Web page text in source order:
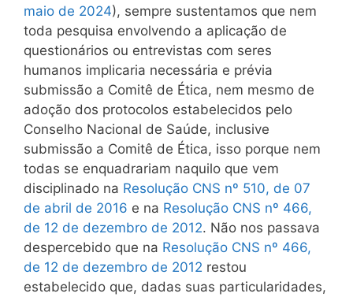
maio de 2024), sempre sustentamos que nem
toda pesquisa envolvendo a aplicação de
questionários ou entrevistas com seres
humanos implicaria necessária e prévia
submissão a Comitê de Ética, nem mesmo de
adoção dos protocolos estabelecidos pelo
Conselho Nacional de Saúde, inclusive
submissão a Comitê de Ética, isso porque nem
todas se enquadrariam naquilo que vem
disciplinado na Resolução CNS nº 510, de 07
de abril de 2016 e na Resolução CNS nº 466,
de 12 de dezembro de 2012. Não nos passava
despercebido que na Resolução CNS nº 466,
de 12 de dezembro de 2012 restou
estabelecido que, dadas suas particularidades,